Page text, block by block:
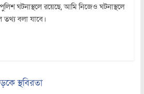
ঘটনাস্থলে রয়েছে, আমি নিজেও ঘটনাস্থলে
বলা যাবে।
স্থবিরতা